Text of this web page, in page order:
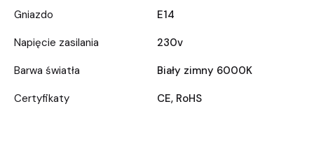
Gniazdo
E14
Napięcie zasilania
230v
Barwa światła
Biały zimny 6000K
Certyfikaty
CE, RoHS